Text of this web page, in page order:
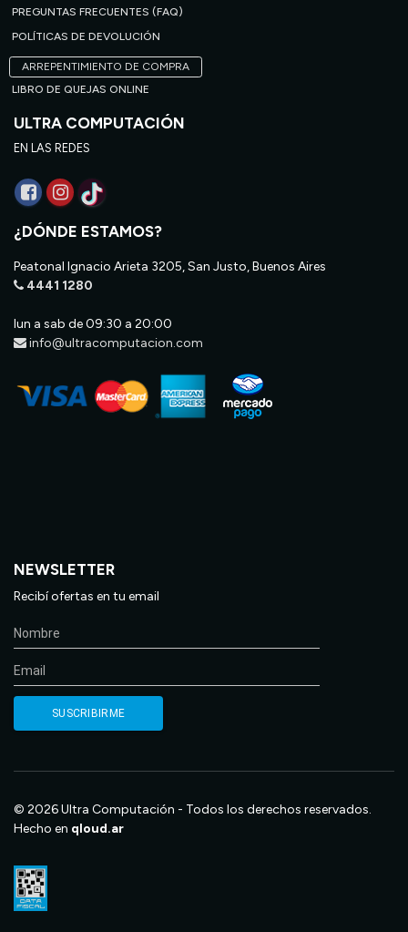
PREGUNTAS FRECUENTES (FAQ)
POLÍTICAS DE DEVOLUCIÓN
ARREPENTIMIENTO DE COMPRA
LIBRO DE QUEJAS ONLINE
ULTRA COMPUTACIÓN
EN LAS REDES
¿DÓNDE ESTAMOS?
Peatonal Ignacio Arieta 3205, San Justo, Buenos Aires
4441 1280
lun a sab de 09:30 a 20:00
info@ultracomputacion.com
NEWSLETTER
Recibí ofertas en tu email
© 2026 Ultra Computación - Todos los derechos reservados.
Hecho en qloud.ar